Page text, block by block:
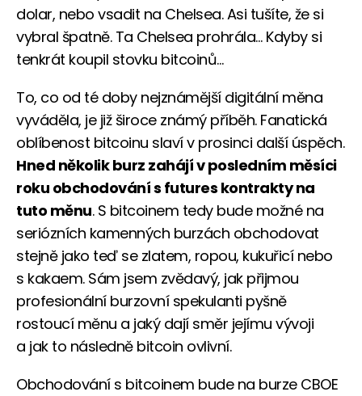
dolar, nebo vsadit na Chelsea. Asi tušíte, že si
vybral špatně. Ta Chelsea prohrála… Kdyby si
tenkrát koupil stovku bitcoinů…
To, co od té doby nejznámější digitální měna
vyváděla, je již široce známý příběh. Fanatická
oblíbenost bitcoinu slaví v prosinci další úspěch.
Hned několik burz zahájí v posledním měsíci
roku obchodování s futures kontrakty na
tuto měnu. S bitcoinem tedy bude možné na
seriózních kamenných burzách obchodovat
stejně jako teď se zlatem, ropou, kukuřicí nebo
s kakaem. Sám jsem zvědavý, jak přijmou
profesionální burzovní spekulanti pyšně
rostoucí měnu a jaký dají směr jejímu vývoji
a jak to následně bitcoin ovlivní.
Obchodování s bitcoinem bude na burze CBOE